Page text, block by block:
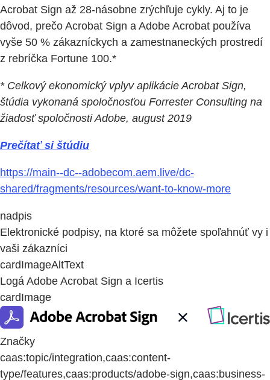
Acrobat Sign až 28-násobne zrýchľuje cykly. Aj to je
dôvod, prečo Acrobat Sign a Adobe Acrobat používa
vyše 50 % zákazníckych a zamestnaneckých prostredí
z rebríčka Fortune 100.*
* Celkový ekonomický vplyv aplikácie Acrobat Sign,
štúdia vykonaná spoločnosťou Forrester Consulting na
žiadosť spoločnosti Adobe, august 2019
Prečítať si štúdiu
https://main--dc--adobecom.aem.live/dc-
shared/fragments/resources/want-to-know-more
nadpis
Elektronické podpisy, na ktoré sa môžete spoľahnúť vy i
vaši zákazníci
cardImageAltText
Logá Adobe Acrobat Sign a Icertis
cardImage
Značky
caas:topic/integration,caas:content-
type/features,caas:products/adobe-sign,caas:business-